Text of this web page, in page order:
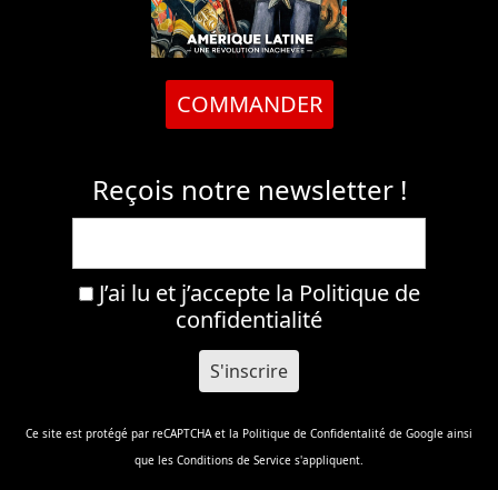
COMMANDER
Reçois notre newsletter !
J’ai lu et j’accepte la Politique de
confidentialité
Ce site est protégé par reCAPTCHA et la Politique de Confidentalité de Google ainsi
que les Conditions de Service s'appliquent.